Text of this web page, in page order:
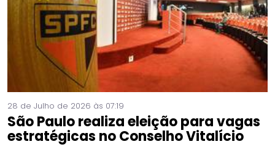
28 de Julho de 2026 às 07:19
São Paulo realiza eleição para vagas
estratégicas no Conselho Vitalício